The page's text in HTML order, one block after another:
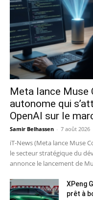
Meta lance Muse
autonome qui
OpenAI sur le
Samir Belhassen - 7 août 2026
iT-News (Meta lance Muse
le secteur stratégique du
annonce le lancement de
XPeng
prêt à